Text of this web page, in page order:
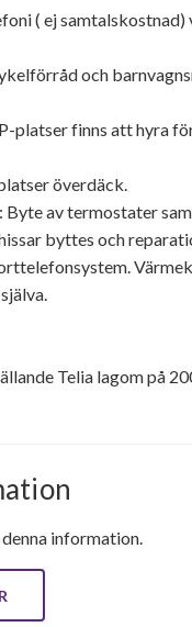
( ej samtalskostnad)
och
platser finns att hyra
överdäck.
av termostater
byttes och
Telia lagom på
information.